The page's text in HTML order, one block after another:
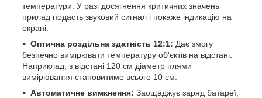
температури. У разі досягнення критичних значень
прилад подасть звуковий сигнал і покаже індикацію на
екрані.
Оптична роздільна здатність 12:1: Дає змогу
безпечно вимірювати температуру об'єктів на відстані.
Наприклад, з відстані 120 см діаметр плями
вимірювання становитиме всього 10 см.
Автоматичне вимкнення: Заощаджує заряд батареї,